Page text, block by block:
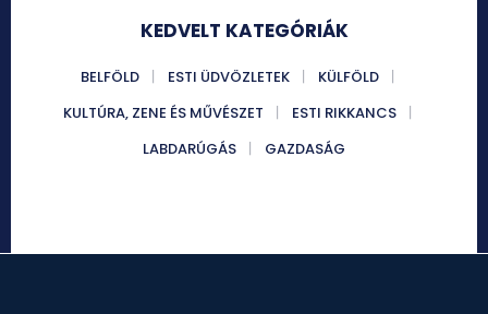
KEDVELT KATEGÓRIÁK
BELFÖLD ESTI ÜDVÖZLETEK
KÜLFÖLD
KULTÚRA, ZENE ÉS MŰVÉSZET
ESTI RIKKANCS
LABDARÚGÁS
GAZDASÁG